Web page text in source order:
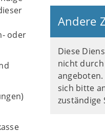
oder
Andere
Diese
nicht
angeboten.
sich bitte
zuständige